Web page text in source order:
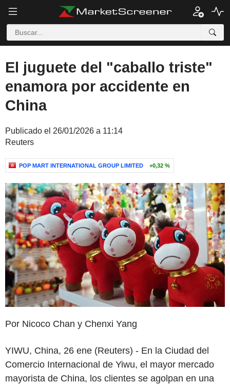
El juguete del "caballo triste"
enamora por accidente en
China
Publicado el 26/01/2026 a 11:14
Reuters
POP MART INTERNATIONAL GROUP LIMITED +0,32 %
Por Nicoco Chan y Chenxi Yang
YIWU, China, 26 ene (Reuters) - En la Ciudad del
Comercio Internacional de Yiwu, el mayor mercado
mayorista de China, los clientes se agolpan en una